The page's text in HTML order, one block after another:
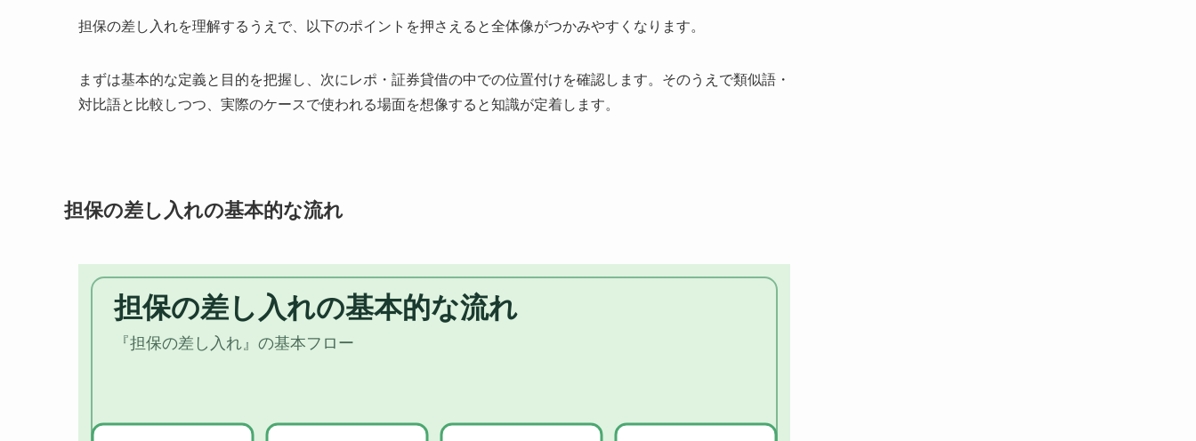
担保の差し入れを理解するうえで、以下のポイントを押さえると全体像がつかみやすくなります。
まずは基本的な定義と目的を把握し、次にレポ・証券貸借の中での位置付けを確認します。そのうえで類似語・
対比語と比較しつつ、実際のケースで使われる場面を想像すると知識が定着します。
担保の差し入れの基本的な流れ